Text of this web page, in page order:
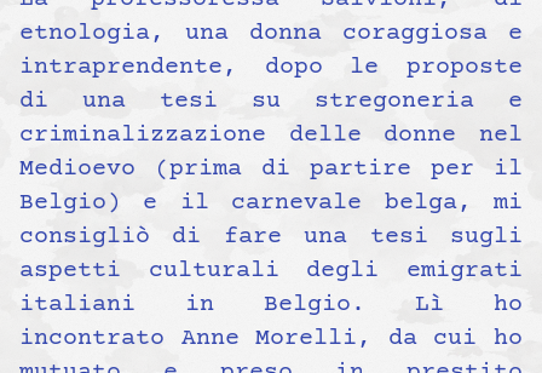
etnologia, una donna coraggiosa e
intraprendente, dopo le proposte
di una tesi su stregoneria e
criminalizzazione delle donne nel
Medioevo (prima di partire per il
Belgio) e il carnevale belga, mi
consigliò di fare una tesi sugli
aspetti culturali degli emigrati
italiani in Belgio. Lì ho
incontrato Anne Morelli, da cui ho